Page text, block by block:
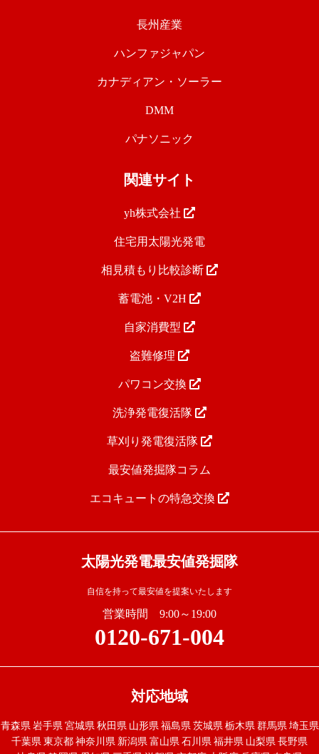
長州産業
ハンファジャパン
カナディアン・ソーラー
DMM
パナソニック
関連サイト
yh株式会社
住宅用太陽光発電
相見積もり比較診断
蓄電池・V2H
自家消費型
盗難修理
パワコン交換
洗浄発電復活隊
草刈り発電復活隊
最安値発掘隊コラム
エコキュートの特急交換
太陽光発電最安値発掘隊
自信を持って最安値を提案いたします
営業時間 9:00～19:00
0120-671-004
対応地域
青森県 岩手県 宮城県 秋田県 山形県 福島県 茨城県 栃木県 群馬県 埼玉県
千葉県 東京都 神奈川県 新潟県 富山県 石川県 福井県 山梨県 長野県